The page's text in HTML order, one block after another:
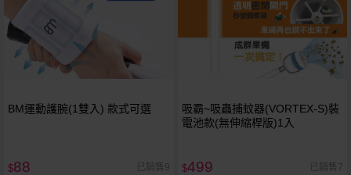
BM運動護腕(1雙入) 款式可選
$88 已銷售9
吸霸~吸蟲捕蚊器(VORTEX-S)裝
電池款(無伸縮桿版)1入
$499 已銷售7